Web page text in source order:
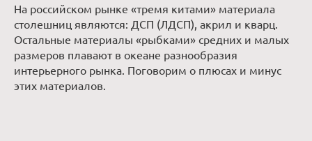
На российском рынке «тремя китами» материала
столешниц являются: ДСП (ЛДСП), акрил и кварц.
Остальные материалы «рыбками» средних и малых
размеров плавают в океане разнообразия
интерьерного рынка. Поговорим о плюсах и минус
этих материалов.